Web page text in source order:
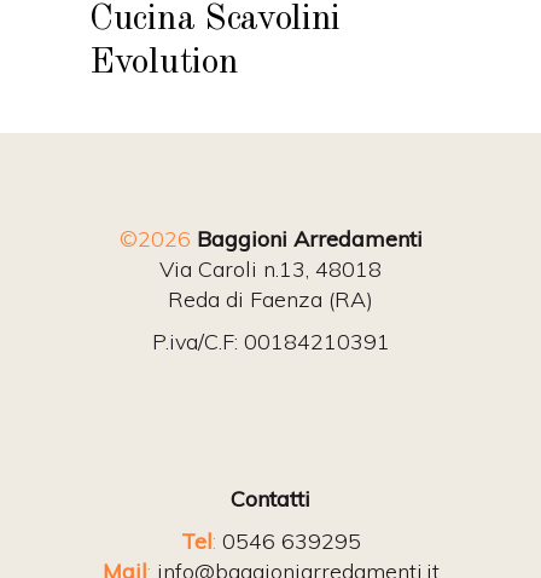
Cucina Scavolini
Evolution
©2026 Baggioni Arredamenti
Via Caroli n.13, 48018
Reda di Faenza (RA)
P.iva/C.F: 00184210391
Contatti
Tel: 0546 639295
Mail: info@baggioniarredamenti.it